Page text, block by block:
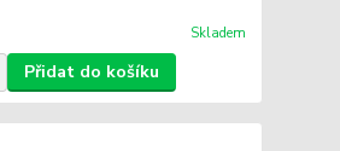
Skladem
Přidat do košíku